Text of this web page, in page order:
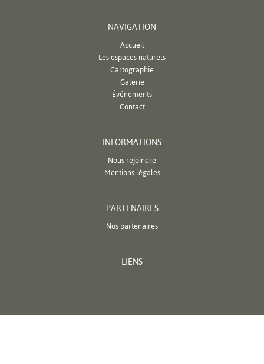
NAVIGATION
Accueil
Les espaces naturels
Cartographie
Galerie
Événements
Contact
INFORMATIONS
Nous rejoindre
Mentions légales
PARTENAIRES
Nos partenaires
LIENS